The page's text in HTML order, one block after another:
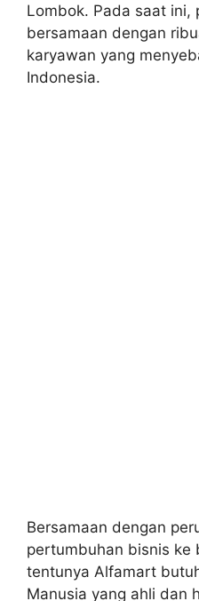
Lombok. Pada saat ini,
bersamaan dengan
karyawan yang
Indonesia.
Bersamaan dengan
pertumbuhan bisnis ke
tentunya Alfamart
Manusia yang ahli dan